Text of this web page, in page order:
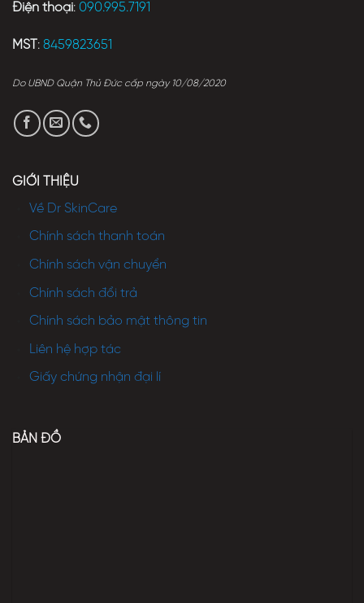
Điện thoại: 090.995.7191
MST : 8459823651
Do UBND Quận Thủ Đức cấp ngày 10/08/2020
GIỚI THIỆU
Về Dr SkinCare
Chính sách thanh toán
Chính sách vận chuyển
Chính sách đổi trả
Chính sách bảo mật thông tin
Liên hệ hợp tác
Giấy chứng nhận đại lí
BẢN ĐỒ